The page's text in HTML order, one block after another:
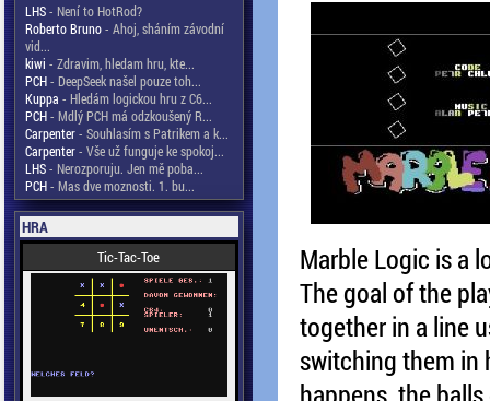
LHS- Není to HotRod?
Roberto Bruno- Ahoj, sháním závodní
vid...
kiwi - Zdravim, hledam hru, kte...
PCH- DeepSeek našel pouze toh...
Kuppa - Hledám logickou hru z C6...
PCH- Mdlý PCH má odzkoušený R...
Carpenter- Souhlasím s Patrikem a k...
Carpenter- Vše už funguje ke spokoj...
LHS- Nerozporuju. Jen mě poba...
PCH- Mas dve moznosti. 1. bu...
HRA
Tic-Tac-Toe
Marble Logic is a
The goal of the
together in a line
switching them in
happens, the